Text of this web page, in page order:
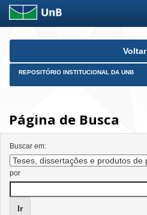
Skip
Voltar
REPOSITÓRIO INSTITUCIONAL DA UNB
Página de Busca
Buscar em:
por